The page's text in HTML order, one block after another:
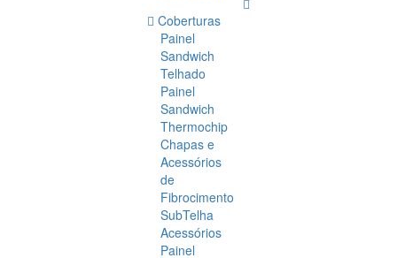
Coberturas
Painel
Sandwich
Telhado
Painel
Sandwich
Thermochip
Chapas e
Acessórios
de
Fibrocimento
SubTelha
Acessórios
Painel